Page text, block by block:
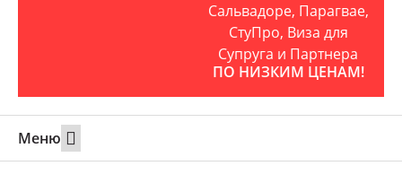
Сальвадоре, Парагвае,
СтуПро, Виза для
Супруга и Партнера
ПО НИЗКИМ ЦЕНАМ!
Меню